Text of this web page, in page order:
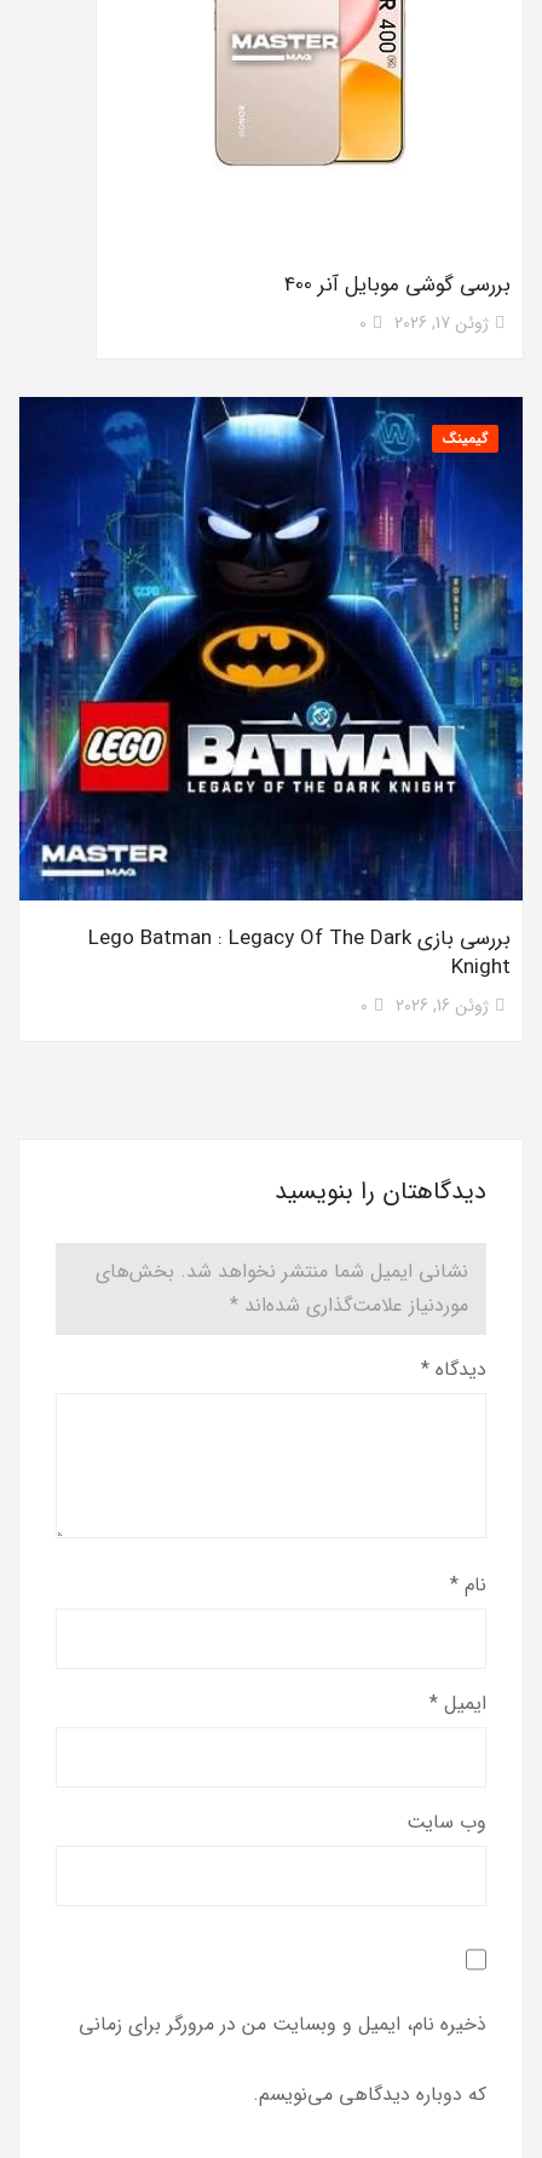
بررسی گوشی موبایل آنر 400
ژوئن 17, 2026 0
گیمینگ
بررسی بازی Lego Batman : Legacy Of The Dark
Knight
ژوئن 16, 2026 0
دیدگاهتان را بنویسید
نشانی ایمیل شما منتشر نخواهد شد. بخش‌های
موردنیاز علامت‌گذاری شده‌اند *
دیدگاه *
نام *
ایمیل *
وب‌ سایت
ذخیره نام، ایمیل و وبسایت من در مرورگر برای زمانی
که دوباره دیدگاهی می‌نویسم.